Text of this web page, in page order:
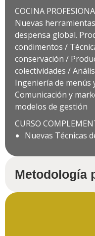
COCINA
Nuevas
despensa global.
condimentos /
conservación /
colectividades / Análisis de costes y
Ingeniería de menús
Comunicación y
modelos de gestión
CURSO
Nuevas Técnicas
Metodología